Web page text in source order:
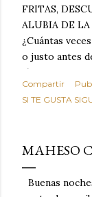
FRITAS,
ALUBIA DE
¿Cuántas
o justo antes
típicas
Todos hemos
satisface.
por completo
asociar las
Compartir
SI TE GUSTA
MAHESO
Buenas